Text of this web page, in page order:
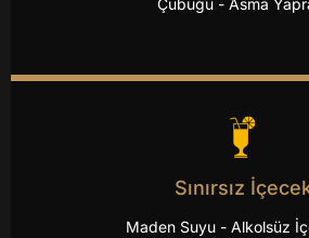
Sınırsız
Maden Suyu - Alkolsüz